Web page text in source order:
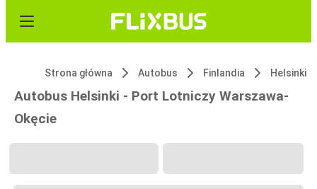
Strona główna Autobus Finlandia Helsinki
Autobus Helsinki - Port Lotniczy Warszawa-
Okęcie